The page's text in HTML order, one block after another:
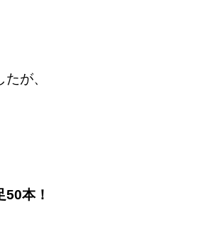
が、
50本！